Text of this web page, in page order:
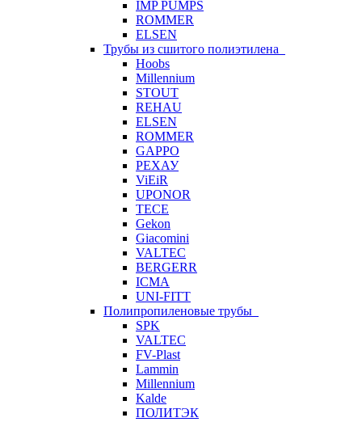
IMP PUMPS
ROMMER
ELSEN
Трубы из сшитого полиэтилена
Hoobs
Millennium
STOUT
REHAU
ELSEN
ROMMER
GAPPO
РЕХАУ
ViEiR
UPONOR
TECE
Gekon
Giacomini
VALTEC
BERGERR
ICMA
UNI-FITT
Полипропиленовые трубы
SPK
VALTEC
FV-Plast
Lammin
Millennium
Kalde
ПОЛИТЭК